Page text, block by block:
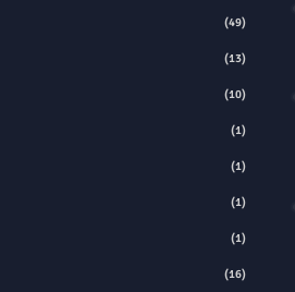
(49)
(13)
(10)
(1)
(1)
(1)
(1)
(16)